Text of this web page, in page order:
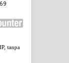
tanpa